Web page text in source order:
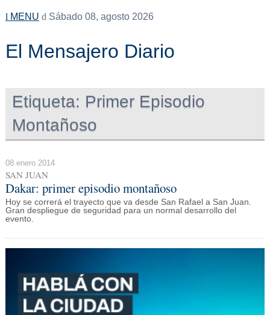
MENU Sábado 08, agosto 2026
El Mensajero Diario
Etiqueta: Primer Episodio
Montañoso
08 enero 2014
SAN JUAN
Dakar: primer episodio montañoso
Hoy se correrá el trayecto que va desde San Rafael a San Juan.
Gran despliegue de seguridad para un normal desarrollo del
evento.